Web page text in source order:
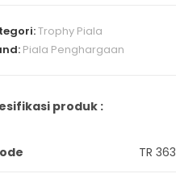
Trophy Piala
Piala Penghargaan
produk :
TR 363